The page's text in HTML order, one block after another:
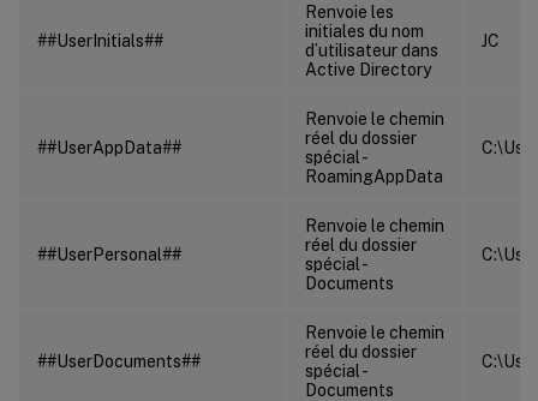
##UserInitials##
Renvoie les
initiales du nom
d’utilisateur dans
Active Directory
JC
##UserAppData##
Renvoie le chemin
réel du dossier
spécial -
RoamingAppData
##UserPersonal##
Renvoie le chemin
réel du dossier
spécial -
Documents
##UserDocuments##
Renvoie le chemin
réel du dossier
spécial -
Documents